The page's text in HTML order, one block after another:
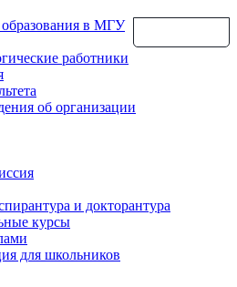
в МГУ
работники
об организации
и докторантура
курсы
для школьников